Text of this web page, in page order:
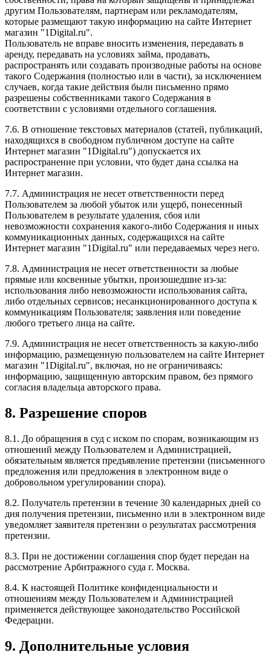
другим Пользователям, партнерам или рекламодателям,
которые размещают такую информацию на сайте Интернет
магазин "1Digital.ru".
Пользователь не вправе вносить изменения, передавать в
аренду, передавать на условиях займа, продавать,
распространять или создавать производные работы на основе
такого Содержания (полностью или в части), за исключением
случаев, когда такие действия были письменно прямо
разрешены собственниками такого Содержания в
соответствии с условиями отдельного соглашения.
7.6. В отношение текстовых материалов (статей, публикаций,
находящихся в свободном публичном доступе на сайте
Интернет магазин "1Digital.ru") допускается их
распространение при условии, что будет дана ссылка на
Интернет магазин.
7.7. Администрация не несет ответственности перед
Пользователем за любой убыток или ущерб, понесенный
Пользователем в результате удаления, сбоя или
невозможности сохранения какого-либо Содержания и иных
коммуникационных данных, содержащихся на сайте
Интернет магазин "1Digital.ru" или передаваемых через него.
7.8. Администрация не несет ответственности за любые
прямые или косвенные убытки, произошедшие из-за:
использования либо невозможности использования сайта,
либо отдельных сервисов; несанкционированного доступа к
коммуникациям Пользователя; заявления или поведение
любого третьего лица на сайте.
7.9. Администрация не несет ответственность за какую-либо
информацию, размещенную пользователем на сайте Интернет
магазин "1Digital.ru", включая, но не ограничиваясь:
информацию, защищенную авторским правом, без прямого
согласия владельца авторского права.
8. Разрешение споров
8.1. До обращения в суд с иском по спорам, возникающим из
отношений между Пользователем и Администрацией,
обязательным является предъявление претензии (письменного
предложения или предложения в электронном виде о
добровольном урегулировании спора).
8.2. Получатель претензии в течение 30 календарных дней со
дня получения претензии, письменно или в электронном виде
уведомляет заявителя претензии о результатах рассмотрения
претензии.
8.3. При не достижении соглашения спор будет передан на
рассмотрение Арбитражного суда г. Москва.
8.4. К настоящей Политике конфиденциальности и
отношениям между Пользователем и Администрацией
применяется действующее законодательство Российской
Федерации.
9. Дополнительные условия